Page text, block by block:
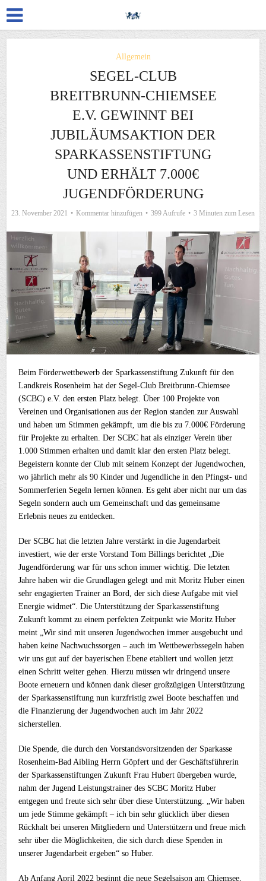
Allgemein
SEGEL-CLUB
BREITBRUNN-CHIEMSEE
E.V. GEWINNT BEI
JUBILÄUMSAKTION DER
SPARKASSENSTIFTUNG
UND ERHÄLT 7.000€
JUGENDFÖRDERUNG
23. November 2021 Kommentar hinzufügen 399 Aufrufe 3 Minuten zum Lesen
Beim Förderwettbewerb der Sparkassenstiftung Zukunft für den
Landkreis Rosenheim hat der Segel-Club Breitbrunn-Chiemsee
(SCBC) e.V. den ersten Platz belegt. Über 100 Projekte von
Vereinen und Organisationen aus der Region standen zur Auswahl
und haben um Stimmen gekämpft, um die bis zu 7.000€ Förderung
für Projekte zu erhalten. Der SCBC hat als einziger Verein über
1.000 Stimmen erhalten und damit klar den ersten Platz belegt.
Begeistern konnte der Club mit seinem Konzept der Jugendwochen,
wo jährlich mehr als 90 Kinder und Jugendliche in den Pfingst- und
Sommerferien Segeln lernen können. Es geht aber nicht nur um das
Segeln sondern auch um Gemeinschaft und das gemeinsame
Erlebnis neues zu entdecken.
Der SCBC hat die letzten Jahre verstärkt in die Jugendarbeit
investiert, wie der erste Vorstand Tom Billings berichtet „Die
Jugendförderung war für uns schon immer wichtig. Die letzten
Jahre haben wir die Grundlagen gelegt und mit Moritz Huber einen
sehr engagierten Trainer an Bord, der sich diese Aufgabe mit viel
Energie widmet“. Die Unterstützung der Sparkassenstiftung
Zukunft kommt zu einem perfekten Zeitpunkt wie Moritz Huber
meint „Wir sind mit unseren Jugendwochen immer ausgebucht und
haben keine Nachwuchssorgen – auch im Wettbewerbssegeln haben
wir uns gut auf der bayerischen Ebene etabliert und wollen jetzt
einen Schritt weiter gehen. Hierzu müssen wir dringend unsere
Boote erneuern und können dank dieser großzügigen Unterstützung
der Sparkassenstiftung nun kurzfristig zwei Boote beschaffen und
die Finanzierung der Jugendwochen auch im Jahr 2022
sicherstellen.
Die Spende, die durch den Vorstandsvorsitzenden der Sparkasse
Rosenheim-Bad Aibling Herrn Göpfert und der Geschäftsführerin
der Sparkassenstiftungen Zukunft Frau Hubert übergeben wurde,
nahm der Jugend Leistungstrainer des SCBC Moritz Huber
entgegen und freute sich sehr über diese Unterstützung. „Wir haben
um jede Stimme gekämpft – ich bin sehr glücklich über diesen
Rückhalt bei unseren Mitgliedern und Unterstützern und freue mich
sehr über die Möglichkeiten, die sich durch diese Spenden in
unserer Jugendarbeit ergeben“ so Huber.
Ab Anfang April 2022 beginnt die neue Segelsaison am Chiemsee,